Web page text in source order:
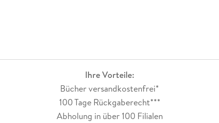
Ihre Vorteile:
Bücher versandkostenfrei*
100 Tage Rückgaberecht***
Abholung in über 100 Filialen